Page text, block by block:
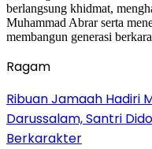
Ragam
Ribuan Jamaah Hadiri
Darussalam, Santri
Berkarakter